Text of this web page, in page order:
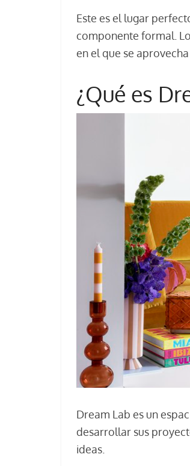
Este es el lugar
componente formal.
en el que se
¿Qué es
Dream Lab es un
desarrollar sus
ideas.